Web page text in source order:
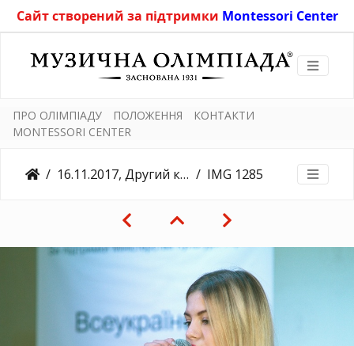
Сайт створений за підтримки Montessori Center
ПРО ОЛІМПІАДУ ПОЛОЖЕННЯ
КОНТАКТИ
MONTESSORI CENTER
16.11.2017, Другий конкурсний день, Університет Драгоманова IMG 1285